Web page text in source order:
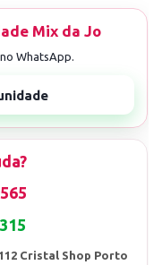
Cristal Shop Porto